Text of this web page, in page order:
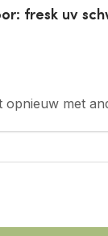
fresk uv
met